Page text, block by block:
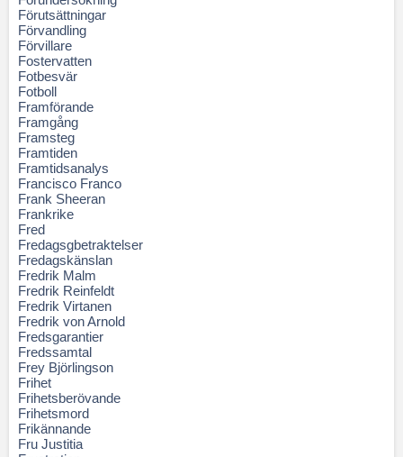
Förutsättningar
Förvandling
Förvillare
Fostervatten
Fotbesvär
Fotboll
Framförande
Framgång
Framsteg
Framtiden
Framtidsanalys
Francisco Franco
Frank Sheeran
Frankrike
Fred
Fredagsgbetraktelser
Fredagskänslan
Fredrik Malm
Fredrik Reinfeldt
Fredrik Virtanen
Fredrik von Arnold
Fredsgarantier
Fredssamtal
Frey Björlingson
Frihet
Frihetsberövande
Frihetsmord
Frikännande
Fru Justitia